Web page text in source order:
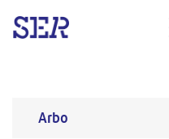
Arbo